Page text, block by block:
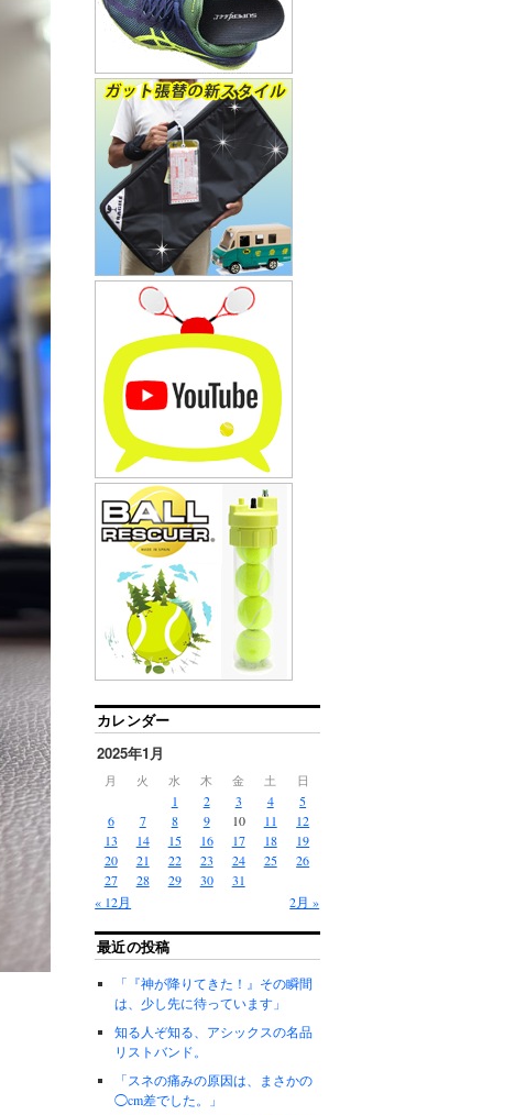
カレンダー
2025年1月
月 火 水 木 金 土 日
« 12月 2月 »
1 2 3 4
5
6
7 8 9 10 11
12
13
14 15 16 17 18
19
20
21 22 23 24 25
26
27
28 29 30 31
最近の投稿
「『神が降りてきた！』その瞬間
は、少し先に待っています」
知る人ぞ知る、アシックスの名品
リストバンド。
「スネの痛みの原因は、まさかの
◯cm差でした。」